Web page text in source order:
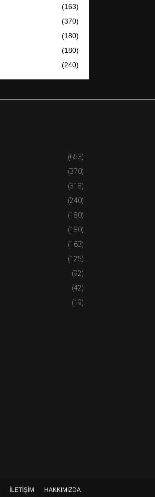
(163)
(370)
(180)
(180)
(240)
(653)
(370)
(318)
(240)
(180)
(180)
(163)
(125)
(92)
(42)
(19)
İLETİŞİM HAKKIMIZDA